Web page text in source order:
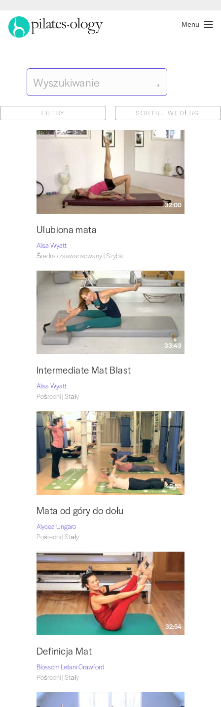
Menu
FILTRY SORTUJ WEDŁUG
32:00
Ulubiona mata
Alisa Wyatt
Średnio zaawansowany | Szybki
33:43
Intermediate Mat Blast
Alisa Wyatt
Pośredni | Stały
48:55
Mata od góry do dołu
Alycea Ungaro
Pośredni | Stały
32:54
Definicja Mat
Blossom Leilani Crawford
Pośredni | Stały